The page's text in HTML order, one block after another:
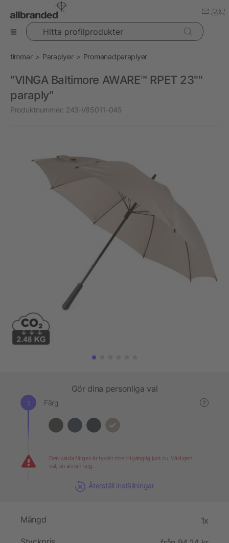
Hitta profilprodukter
timmar Paraplyer Promenadparaplyer
"VINGA Baltimore AWARE™ RPET 23""
paraply"
Produktnummer: 243-V85011-045
Gör dina personliga val
Färg ?
Den valda färgen är tyvärr inte tillgänglig just nu. Vänligen
välj en annan färg.
Återställ inställningar
Mängd 1x